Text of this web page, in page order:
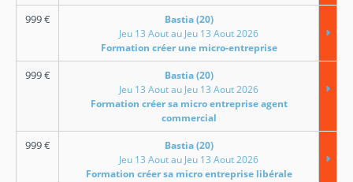
999€
Bastia (20)
Jeu 13 Aout au Jeu 13 Aout 2026
Formation créer une micro-entreprise
999€
Bastia (20)
Jeu 13 Aout au Jeu 13 Aout 2026
Formation créer sa micro entreprise agent
commercial
999€
Bastia (20)
Jeu 13 Aout au Jeu 13 Aout 2026
Formation créer sa micro entreprise libérale